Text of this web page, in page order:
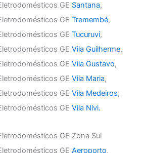
GE Santana,
GETremembé,
GETucuruvi,
GEVila Guilherme,
GEVila Gustavo,
GEVila Maria,
GEVila Medeiros,
GEVila Nivi.
GE Zona Sul
GEAeroporto,